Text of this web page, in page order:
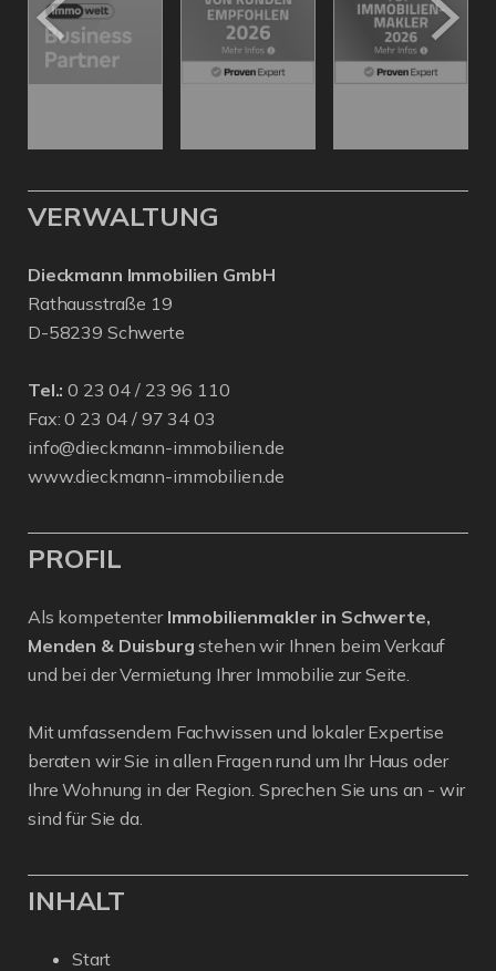
VERWALTUNG
Dieckmann Immobilien GmbH
Rathausstraße 19
D-58239 Schwerte
Tel.: 0 23 04 / 23 96 110
Fax: 0 23 04 / 97 34 03
info@dieckmann-immobilien.de
www.dieckmann-immobilien.de
PROFIL
Als kompetenter Immobilienmakler in Schwerte,
Menden & Duisburg stehen wir Ihnen beim Verkauf
und bei der Vermietung Ihrer Immobilie zur Seite.
Mit umfassendem Fachwissen und lokaler Expertise
beraten wir Sie in allen Fragen rund um Ihr Haus oder
Ihre Wohnung in der Region. Sprechen Sie uns an - wir
sind für Sie da.
INHALT
Start